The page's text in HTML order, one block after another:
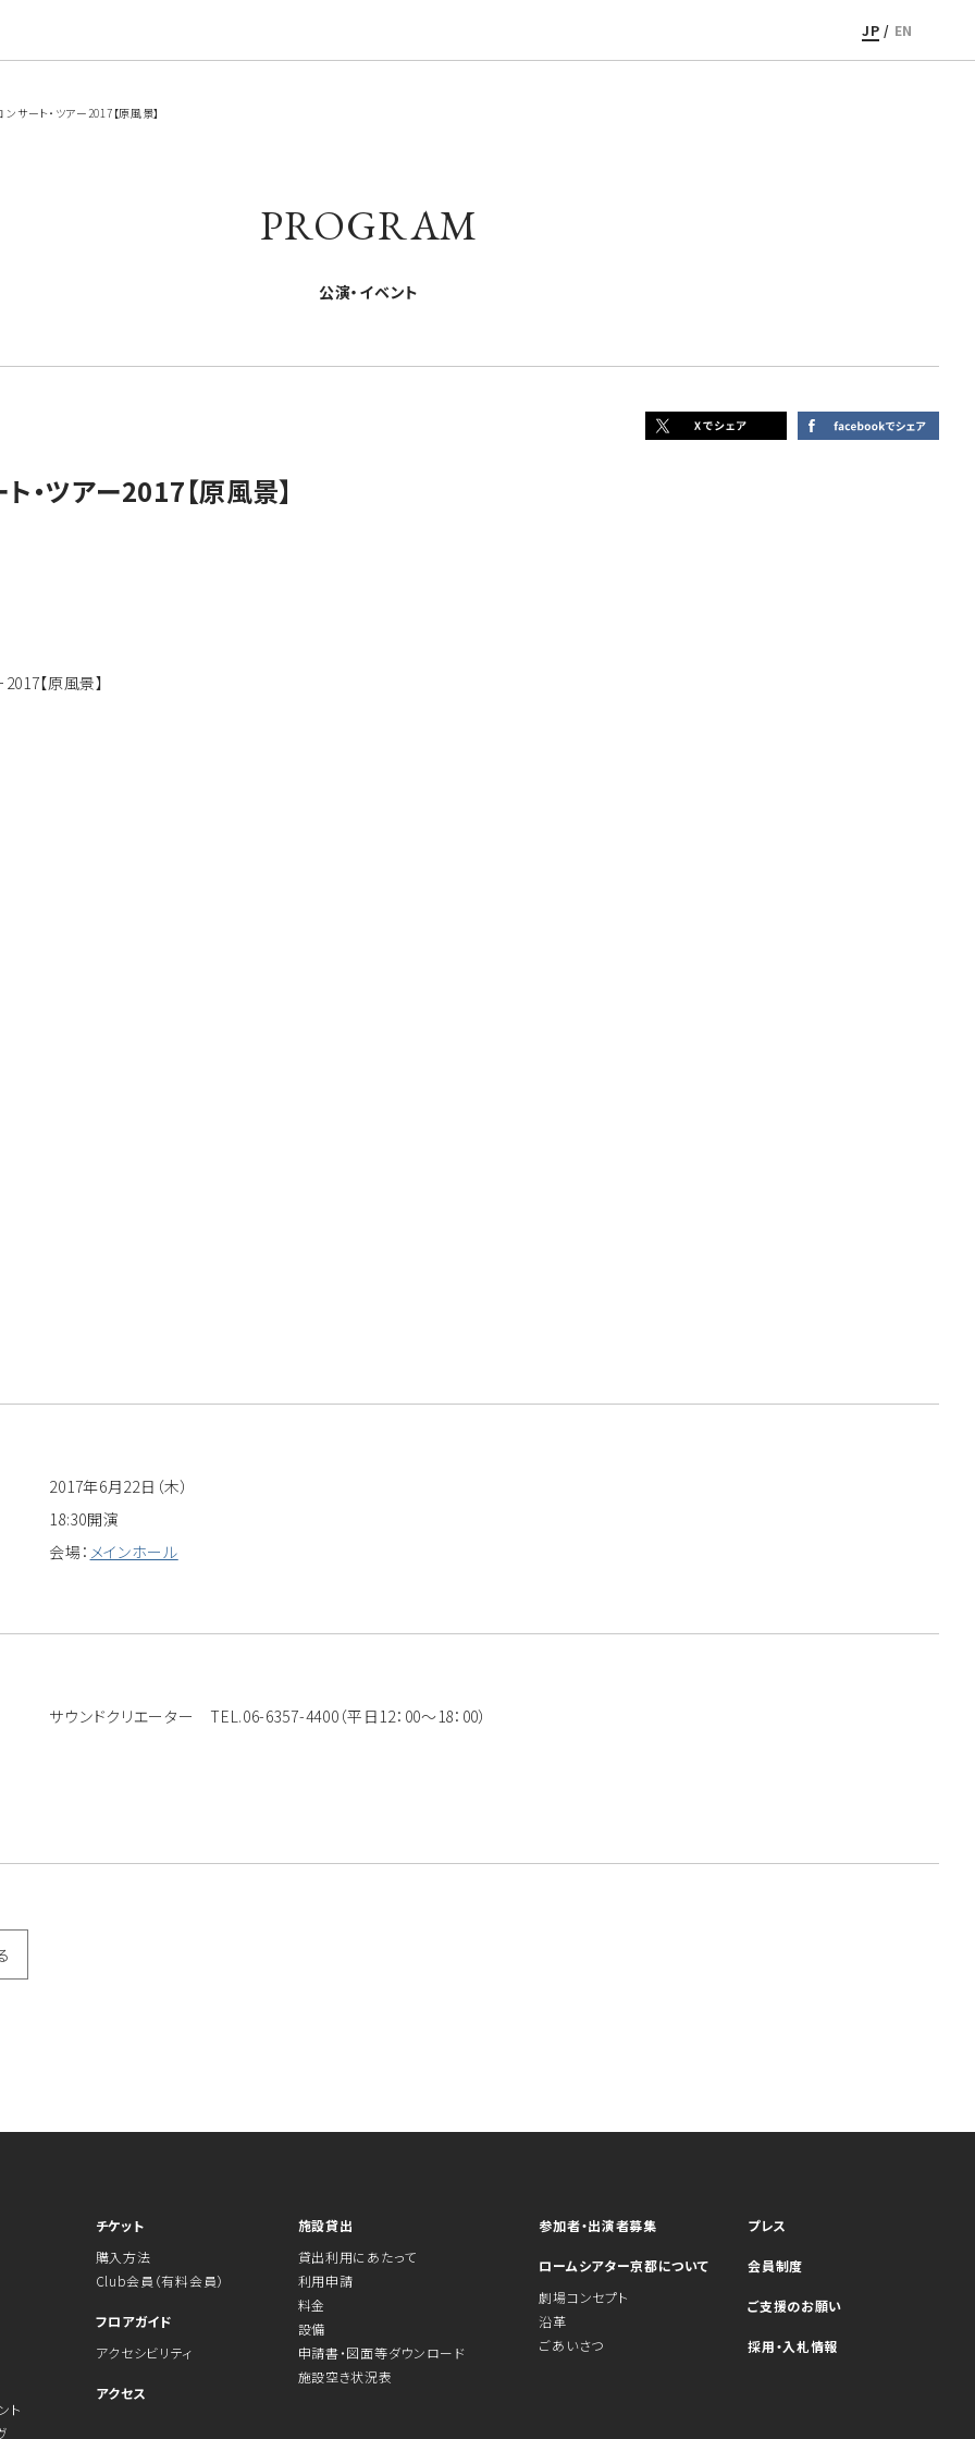
JP / EN
ート・ツアー2017【原風景】
PROGRAM
公演・イベント
・ツアー2017【原風景】
2017年6月22日（木）
18:30開演
会場： メインホール
サウンドクリエーター TEL.06-6357-4400（平日12：00～18：00）
ト
チケット
購入方法
Club会員（有料会員）
フロアガイド
アクセシビリティ
アクセス
施設貸出
貸出利用にあたって
利用申請
料金
設備
申請書・図面等ダウンロード
施設空き状況表
参加者・出演者募集
ロームシアター京都について
劇場コンセプト
沿革
ごあいさつ
プレス
会員制度
ご支援のお願い
採用・入札情報